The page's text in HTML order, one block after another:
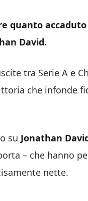
quanto
David.
tra Serie A e
che infonde
su Jonathan
– che hanno
nette.